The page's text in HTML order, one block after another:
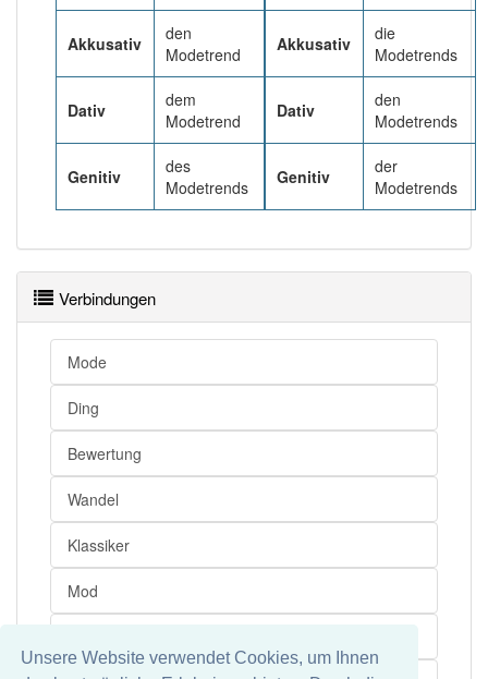
Unsere Website verwendet Cookies, um Ihnen
Akkusativ
den
Modetrend
Dativ
dem
Modetrend
Genitiv
des
Modetrends
Akkusativ
die
Modetrends
Dativ
den
Modetrends
Genitiv
der
Modetrends
Verbindungen
Mode
Ding
Bewertung
Wandel
Klassiker
Mod